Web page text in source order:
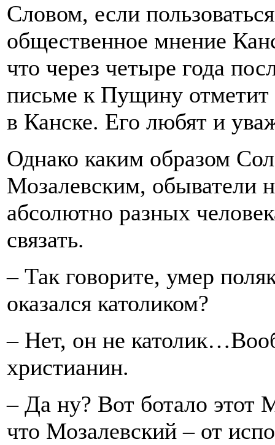
Словом, если
общественное мнение
что через четыре года
письме к Пущину
в Канске. Его любят и
Однако каким образом
Мозалевским, обыватели
абсолютно разных
связать.
– Так говорите, умер
оказался католиком?
– Нет, он не
христианин.
– Да ну? Вот ботало
что Мозалевский – от